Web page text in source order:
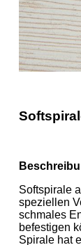
Softspirale
speziellen
schmales
befestigen
Spirale hat